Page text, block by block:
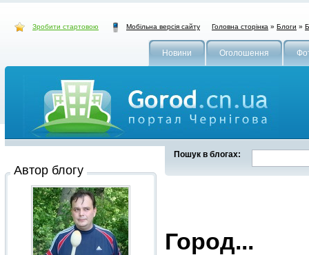
Зробити стартовою Мобільна версія сайту Головна сторінка » Блоги »
Новини Оголошення
Пошук в блогах:
Город...
Автор блогу